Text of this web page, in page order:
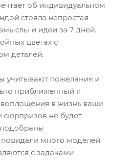
об индивидуальном
стояла непростая
и идеи за 7 дней.
цветах с
деталей.
учитывают пожелания и
приближенный к
в жизнь ваши
не будет.
много моделей
с задачами